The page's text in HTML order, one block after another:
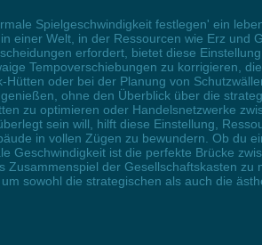
Spielgeschwindigkeit festlegen' ein
einer Welt, in der Ressourcen wie Erz
erfordert, bietet diese
Tempoverschiebungen zu korrigieren,
oder bei der Planung von
ohne den Überblick über die
zu optimieren oder Handelsnetzwerke
sein will, hilft diese Einstellung,
in vollen Zügen zu bewundern. Ob du
Geschwindigkeit ist die perfekte Brücke
der Gesellschaftskasten
sowohl die strategischen als auch die